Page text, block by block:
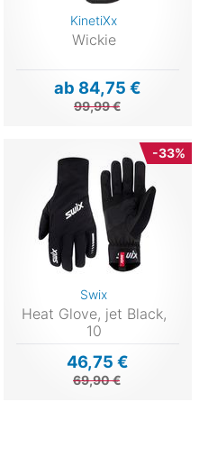
KinetiXx
Wickie
ab 84,75 €
99,99 €
-33%
Swix
Heat Glove, jet Black,
10
46,75 €
69,90 €